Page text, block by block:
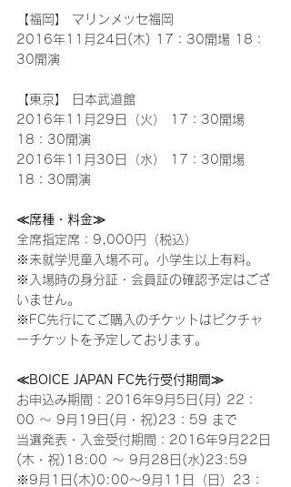
【福岡】 マリンメッセ福岡
2016年11月24日(木) 17：30開場 18：
30開演
【東京】 日本武道館
2016年11月29日（火） 17：30開場
18：30開演
2016年11月30日（水） 17：30開場
18：30開演
≪席種・料金≫
全席指定席：9,000円（税込）
※未就学児童入場不可。小学生以上有料。
※入場時の身分証・会員証の確認予定はござ
いません。
※FC先行にてご購入のチケットはピクチャ
ーチケットを予定しております。
≪BOICE JAPAN FC先行受付期間≫
お申込み期間：2016年9月5日(月) 22：
00 ～ 9月19日(月・祝)23：59 まで
当選発表・入金受付期間：2016年9月22日
(木・祝)18:00 ～ 9月28日(水)23:59
※9月1日(木)0:00～9月11日（日）23：